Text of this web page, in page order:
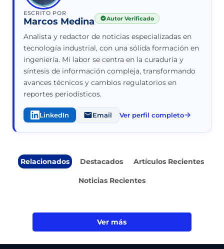
ESCRITO POR
Marcos Medina Autor Verificado
Analista y redactor de noticias especializadas en
tecnología industrial, con una sólida formación en
ingeniería. Mi labor se centra en la curaduría y
síntesis de información compleja, transformando
avances técnicos y cambios regulatorios en
reportes periodísticos.
LinkedIn Email Ver perfil completo
Relacionados Destacados Artículos Recientes
Noticias Recientes
Ver más